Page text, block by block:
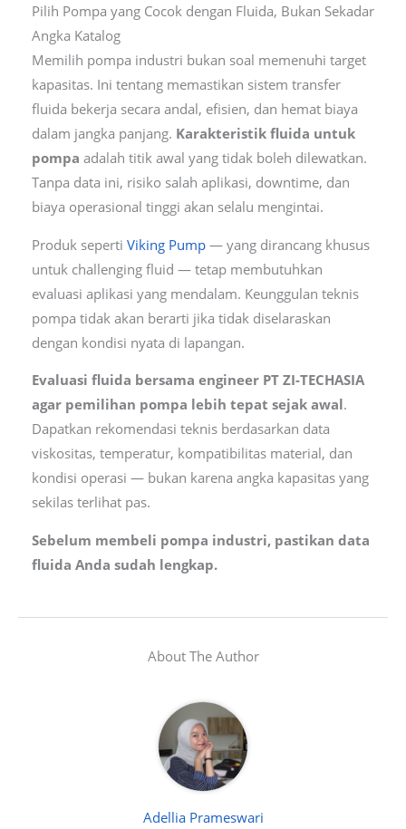
Pilih Pompa yang Cocok dengan Fluida, Bukan Sekadar
Angka Katalog
Memilih pompa industri bukan soal memenuhi target
kapasitas. Ini tentang memastikan sistem transfer
fluida bekerja secara andal, efisien, dan hemat biaya
dalam jangka panjang. Karakteristik fluida untuk
pompa adalah titik awal yang tidak boleh dilewatkan.
Tanpa data ini, risiko salah aplikasi, downtime, dan
biaya operasional tinggi akan selalu mengintai.
Produk seperti Viking Pump— yang dirancang khusus
untuk challenging fluid — tetap membutuhkan
evaluasi aplikasi yang mendalam. Keunggulan teknis
pompa tidak akan berarti jika tidak diselaraskan
dengan kondisi nyata di lapangan.
Evaluasi fluida bersama engineer PT ZI-TECHASIA
agar pemilihan pompa lebih tepat sejak awal.
Dapatkan rekomendasi teknis berdasarkan data
viskositas, temperatur, kompatibilitas material, dan
kondisi operasi — bukan karena angka kapasitas yang
sekilas terlihat pas.
Sebelum membeli pompa industri, pastikan data
fluida Anda sudah lengkap.
About The Author
Adellia Prameswari